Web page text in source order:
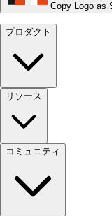
Copy Logo as
プロダクト
リソース
コミュニティ